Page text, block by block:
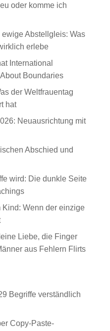
oder komme ich
Abstellgleis: Was
erlebe
International
Boundaries
der Weltfrauentag
hat
Neuausrichtung mit
Abschied und
wird: Die dunkle Seite
Kind: Wenn der einzige
Liebe, die Finger
aus Fehlern Flirts
Begriffe verständlich
Copy-Paste-